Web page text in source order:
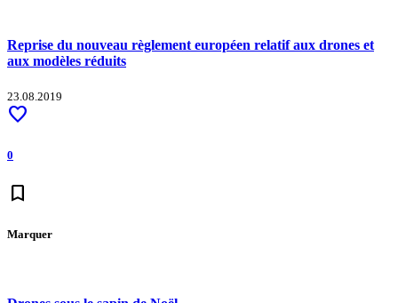
Reprise du nouveau règlement européen relatif aux drones et
aux modèles réduits
23.08.2019
favorite
0
bookmark
Marquer